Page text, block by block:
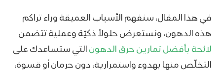
في هذا المقال، سنفهم الأسباب العميقة وراء تراكم
هذه الدهون، ونستعرض حلولاً ذكيّة وعملية تتضمن
لائحة بأفضلتمارين حرق الدهون التي ستساعدك على
التخلّص منها بهدوء واستمرارية، دون حرمان أو قسوة،